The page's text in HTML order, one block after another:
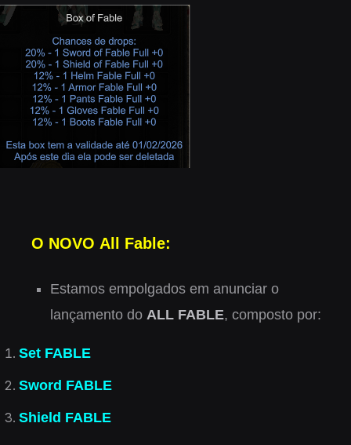
O NOVO All Fable:
Estamos empolgados em anunciar o
lançamento do ALL FABLE, composto por:
Set FABLE
Sword FABLE
Shield FABLE